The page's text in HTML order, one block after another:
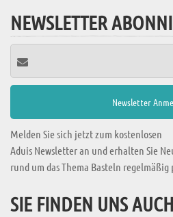
NEWSLETTER
Melden Sie sich jetzt zum kostenlosen
Aduis Newsletter an und erhalten Sie
rund um das Thema Basteln regelmäßig
SIE FINDEN UNS